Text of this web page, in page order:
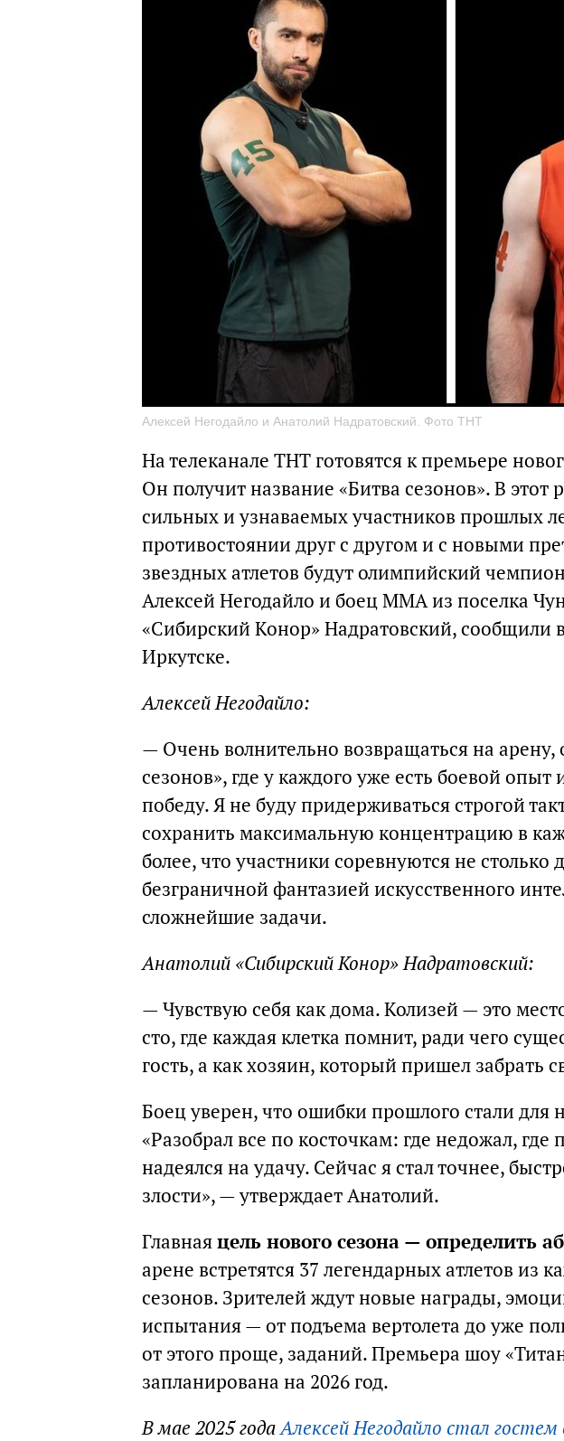
Алексей Негодайло и Анатолий Надратовский. Фото ТНТ
На телеканале ТНТ готовятся к премьере
Он получит название «Битва сезонов». В этот
сильных и узнаваемых участников прошлых
противостоянии друг с другом и с новыми
звездных атлетов будут олимпийский
Алексей Негодайло и боец ММА из поселка
«Сибирский Конор» Надратовский, сообщили
Иркутске.
Алексей Негодайло:
— Очень волнительно возвращаться на арену,
сезонов», где у каждого уже есть боевой опыт
победу. Я не буду придерживаться строгой
сохранить максимальную концентрацию в
более, что участники соревнуются не столько
безграничной фантазией искусственного
сложнейшие задачи.
Анатолий «Сибирский Конор» Надратовский:
— Чувствую себя как дома. Колизей — это
сто, где каждая клетка помнит, ради чего
гость, а как хозяин, который пришел забрать
Боец уверен, что ошибки прошлого стали для
«Разобрал все по косточкам: где недожал, где
надеялся на удачу. Сейчас я стал точнее,
злости», — утверждает Анатолий.
Главнаяцель нового сезона — определить
арене встретятся 37 легендарных атлетов из
сезонов. Зрителей ждут новые награды,
испытания — от подъема вертолета до уже
от этого проще, заданий. Премьера шоу
запланирована на 2026 год.
В мае 2025 годаАлексей Негодайло стал гостем